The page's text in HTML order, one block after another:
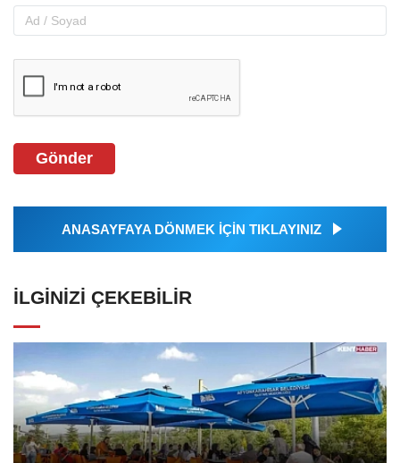
Gönder
ANASAYFAYA DÖNMEK İÇİN TIKLAYINIZ
İLGINIZI ÇEKEBILIR